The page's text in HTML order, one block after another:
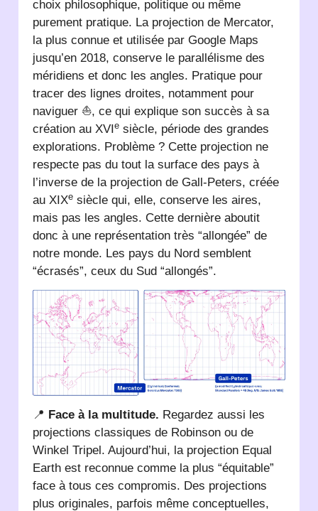
choix philosophique, politique ou même
purement pratique. La projection de Mercator,
la plus connue et utilisée par Google Maps
jusqu’en 2018, conserve le parallélisme des
méridiens et donc les angles. Pratique pour
tracer des lignes droites, ️notamment pour
naviguer ⛵, ce qui explique son succès à sa
création au XVI e siècle, période des grandes
explorations. Problème ? Cette projection ne
respecte pas du tout la surface des pays à
l’inverse de la projection de Gall-Peters, créée
au XIXe siècle qui, elle, conserve les aires,
mais pas les angles. Cette dernière aboutit
donc à une représentation très “allongée” de
notre monde. Les pays du Nord semblent
“écrasés”, ceux du Sud “allongés”.
📍 Face à la multitude. Regardez aussi les
projections classiques de Robinson ou de
Winkel Tripel. Aujourd’hui, la projection Equal
Earth est reconnue comme la plus “équitable”
face à tous ces compromis. Des projections
plus originales, parfois même conceptuelles,